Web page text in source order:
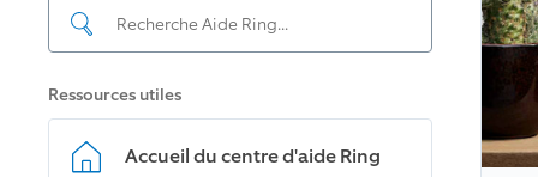
Ressources utiles
Accueil du centre d'aide Ring